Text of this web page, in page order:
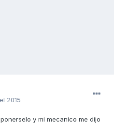
2015
y mi mecanico me dijo